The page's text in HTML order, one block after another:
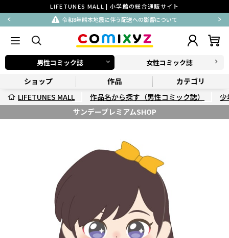
LIFETUNES MALL | 小学館の総合通販サイト
令和8年熊本地震に伴う配送への影響について
男性コミック誌 女性コミック誌
ショップ 作品
カテゴリ
LIFETUNES MALL
作品名から探す（男性コミック誌）
少
サンデープレミアムSHOP